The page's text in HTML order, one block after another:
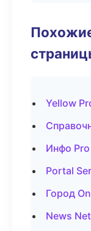
Yellow
Инфо
Portal
Город
News